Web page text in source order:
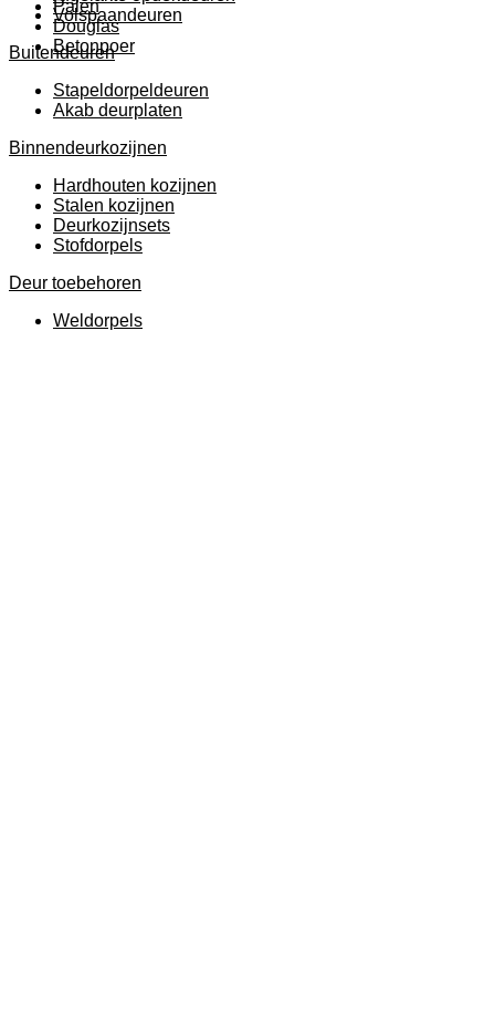
Palen
Douglas
Betonpoer
Volspaandeuren
Buitendeuren
Stapeldorpeldeuren
Akab deurplaten
Binnendeurkozijnen
Hardhouten kozijnen
Stalen kozijnen
Deurkozijnsets
Stofdorpels
Deur toebehoren
Weldorpels